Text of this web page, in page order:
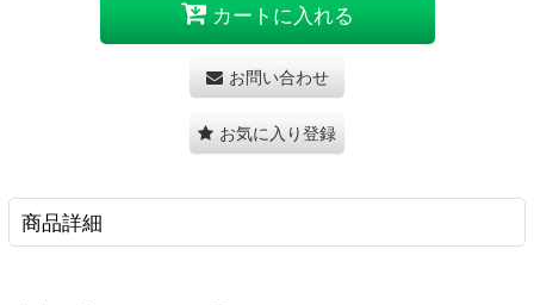
カートに入れる
お問い合わせ
お気に入り登録
商品詳細